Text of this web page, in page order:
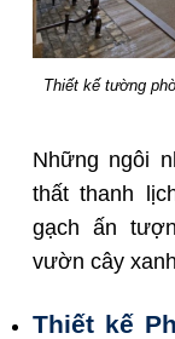
Thiết kế tường
Những ngôi
thất thanh
gạch ấn
vườn cây
Thiết kế